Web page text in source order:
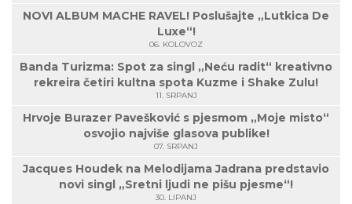
NOVI ALBUM MACHE RAVEL! Poslušajte „Lutkica De
Luxe“!
06. KOLOVOZ
Banda Turizma: Spot za singl „Neću radit“ kreativno
rekreira četiri kultna spota Kuzme i Shake Zulu!
11. SRPANJ
Hrvoje Burazer Pavešković s pjesmom „Moje misto“
osvojio najviše glasova publike!
07. SRPANJ
Jacques Houdek na Melodijama Jadrana predstavio
novi singl „Sretni ljudi ne pišu pjesme“!
30. LIPANJ